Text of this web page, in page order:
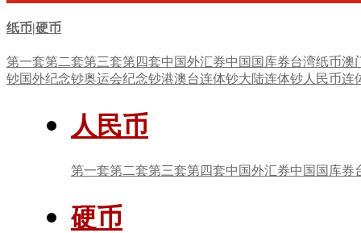
纸币|硬币
第一套第二套第三套第四套中国外汇券中国国库券台湾纸币澳
钞国外纪念钞奥运会纪念钞港澳台连体钞大陆连体钞 人民币连
人民币
第一套第二套第三套第四套中国外汇券中国国库券
硬币